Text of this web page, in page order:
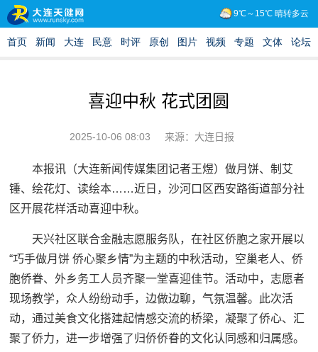
喜迎中秋 花式团圆
2025-10-06 08:03 来源：大连日报
本报讯（大连新闻传媒集团记者王煜）做月饼、制艾
锤、绘花灯、读绘本……近日，沙河口区西安路街道部分社
区开展花样活动喜迎中秋。
天兴社区联合金融志愿服务队，在社区侨胞之家开展以
“巧手做月饼 侨心聚乡情”为主题的中秋活动，空巢老人、侨
胞侨眷、外乡务工人员齐聚一堂喜迎佳节。活动中，志愿者
现场教学，众人纷纷动手，边做边聊，气氛温馨。此次活
动，通过美食文化搭建起情感交流的桥梁，凝聚了侨心、汇
聚了侨力，进一步增强了归侨侨眷的文化认同感和归属感。